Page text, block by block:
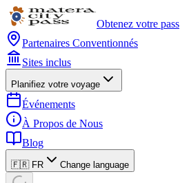
Obtenez votre pass
Partenaires Conventionnés
Sites inclus
Planifiez votre voyage
Événements
À Propos de Nous
Blog
🇫🇷 FR Change language